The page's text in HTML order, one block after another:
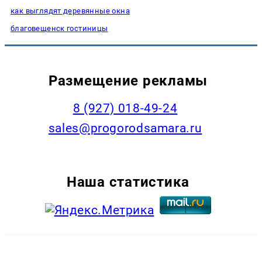
как выглядят деревянные окна
благовещенск гостиницы
Размещение рекламы
8 (927) 018-49-24
sales@progorodsamara.ru
Наша статистика